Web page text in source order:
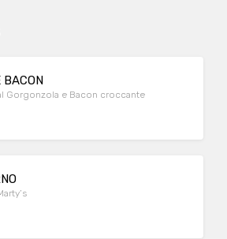
BACON
Gorgonzola e Bacon croccante